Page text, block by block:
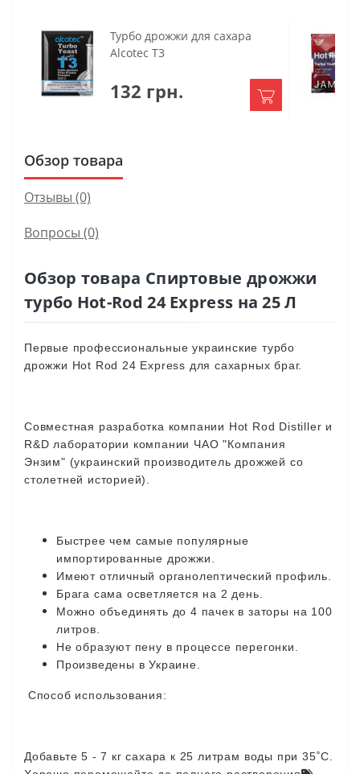
Турбо дрожжи для сахара
Alcotec T3
132 грн.
Обзор товара
Отзывы (0)
Вопросы (0)
Обзор товара Спиртовые дрожжи
турбо Hot-Rod 24 Express на 25 Л
Первые профессиональные украинские турбо
дрожжи Hot Rod 24 Express для сахарных браг.
Совместная разработка компании Hot Rod Distiller и
R&D лаборатории компании ЧАО "Компания
Энзим" (украинский производитель дрожжей со
столетней историей).
Быстрее чем самые популярные
импортированные дрожжи
Имеют отличный органолептический профиль
Брага сама осветляется на 2 день
Можно объединять до 4 пачек в заторы на 100
литров
Не образуют пену в процессе перегонки
Произведены в Украине
Способ использования:
Добавьте 5 - 7 кг сахара к 25 литрам воды при 35˚C.